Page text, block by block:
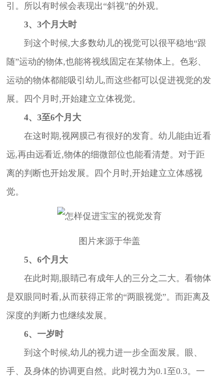
引。所以有时候会表现出“斜视”的外观。
3、3个月大时
到这个时候,大多数幼儿的视觉可以很平稳地“跟
随”运动的物体,也能将视线固定在某物体上。色彩、
运动的物体都能吸引幼儿,而这些都可以促进视觉的发
展。四个月时,开始建立立体视觉。
4、3至6个月大
在这时期,视网膜己有很好的发育。幼儿能由近看
远,再由远看近,物体的细微部位也能看清楚。对于距
离的判断也开始发展。四个月时,开始建立立体感视
觉。
图片来源于华盖
5、6个月大
在此时期,眼睛己有成年人的三分之二大。看物体
是双眼同时看,从而获得正常的“两眼视觉”。而距离及
深度的判断力也继续发展。
6、一岁时
到这个时候,幼儿的视力进一步全面发展。眼、
手、及身体的协调更自然。此时视力为0.1至0.3。一